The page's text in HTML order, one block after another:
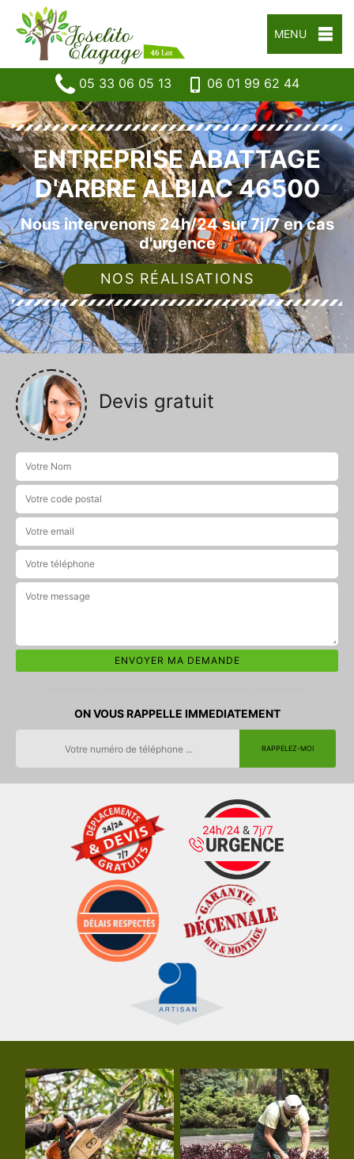
MENU
05 33 06 05 13 06 01 99 62 44
ENTREPRISE ABATTAGE
D'ARBRE ALBIAC 46500
Nous intervenons 24h/24 sur 7j/7 en cas
d'urgence
NOS RÉALISATIONS
Devis gratuit
ON VOUS RAPPELLE IMMEDIATEMENT